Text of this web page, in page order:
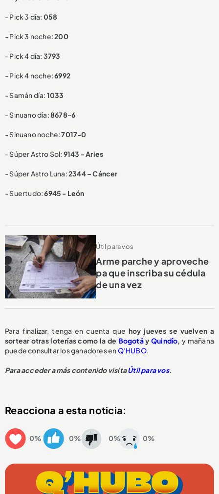
- Pick 3 día: 058
- Pick 3 noche:200
- Pick 4 día: 3793
- Pick 4 noche:6992
- Samán día: 1033
- Sinuano día:8678-6
- Sinuano noche:7017-0
- Súper Astro Sol: 9143 - Aries
- Súper Astro Luna:2344 – Cáncer
- Suertudo:6945 - León
Útil para vos
Arme parche y aproveche
pa que inscriba su cédula
de una vez
Para finalizar, tenga en cuenta que hoy jueves se vuelven a
sortear otras loterías como la de Bogotáy Quindío y mañana
puede consultar los ganadores enQ’HUBO.
Para acceder a más contenido visitaÚtil para vos.
Reacciona a esta noticia:
0% 0% 0% 0%